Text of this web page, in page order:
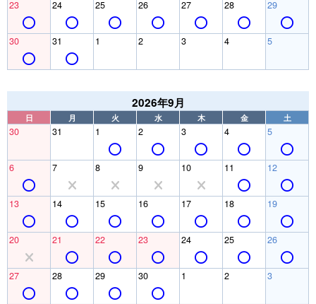
23 24 25 26 27 28 29
30 31 1 2 3 4 5
2026年9月
日 月 火 水 木 金 土
30 31 1 2 3 4 5
6 7 8 9 10 11 12
13 14 15 16 17 18 19
20 21 22 23 24 25 26
27 28 29 30 1 2 3